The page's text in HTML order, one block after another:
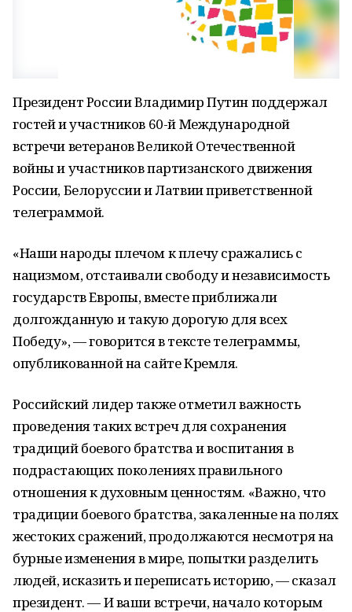
Президент России Владимир Путин поддержал
гостей и участников 60-й Международной
встречи ветеранов Великой Отечественной
войны и участников партизанского движения
России, Белоруссии и Латвии приветственной
телеграммой.
«Наши народы плечом к плечу сражались с
нацизмом, отстаивали свободу и независимость
государств Европы, вместе приближали
долгожданную и такую дорогую для всех
Победу», — говорится в тексте телеграммы,
опубликованной на сайте Кремля.
Российский лидер также отметил важность
проведения таких встреч для сохранения
традиций боевого братства и воспитания в
подрастающих поколениях правильного
отношения к духовным ценностям. «Важно, что
традиции боевого братства, закаленные на полях
жестоких сражений, продолжаются несмотря на
бурные изменения в мире, попытки разделить
людей, исказить и переписать историю, — сказал
президент. — И ваши встречи, начало которым